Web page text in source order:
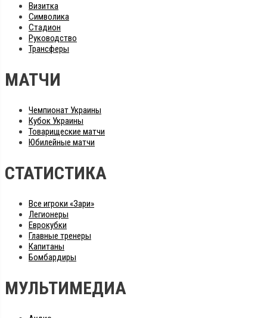
Визитка
Символика
Стадион
Руководство
Трансферы
МАТЧИ
Чемпионат Украины
Кубок Украины
Товарищеские матчи
Юбилейные матчи
СТАТИСТИКА
Все игроки «Зари»
Легионеры
Еврокубки
Главные тренеры
Капитаны
Бомбардиры
МУЛЬТИМЕДИА